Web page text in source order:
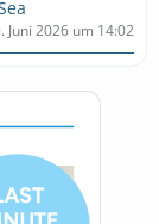
Juni 2026 um 14:02